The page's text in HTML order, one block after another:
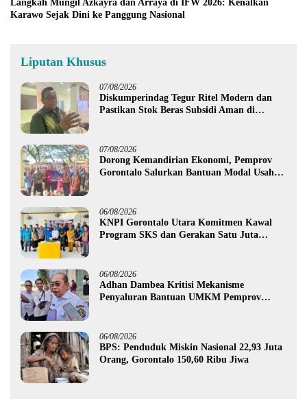
Langkah Mungil Azkayra dan Arraya di IFW 2026: Kenalkan
Karawo Sejak Dini ke Panggung Nasional
Liputan Khusus
07/08/2026
Diskumperindag Tegur Ritel Modern dan
Pastikan Stok Beras Subsidi Aman di
07/08/2026
Dorong Kemandirian Ekonomi, Pemprov
Gorontalo Salurkan Bantuan Modal Usaha
06/08/2026
KNPI Gorontalo Utara Komitmen Kawal
Program SKS dan Gerakan Satu Juta
06/08/2026
Adhan Dambea Kritisi Mekanisme
Penyaluran Bantuan UMKM Pemprov
06/08/2026
BPS: Penduduk Miskin Nasional 22,93 Juta
Orang, Gorontalo 150,60 Ribu Jiwa